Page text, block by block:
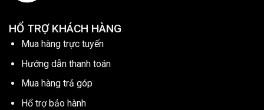
HỔ TRỢ KHÁCH HÀNG
Mua hàng trực tuyến
Hướng dẫn thanh toán
Mua hàng trả góp
Hổ trợ bảo hành